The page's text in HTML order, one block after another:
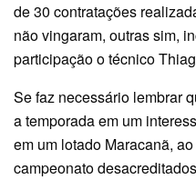
de 30 contratações
não vingaram, outras sim,
participação o técnico
Se faz necessário lembrar
a temporada em um
em um lotado Maracanã,
campeonato